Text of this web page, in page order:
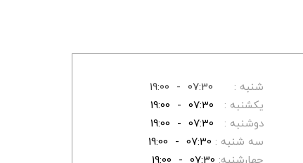
شنبه : 07:30 - 19:00
یکشنبه : 07:30 - 19:00
دوشنبه : 07:30 - 19:00
سه شنبه : 07:30 - 19:00